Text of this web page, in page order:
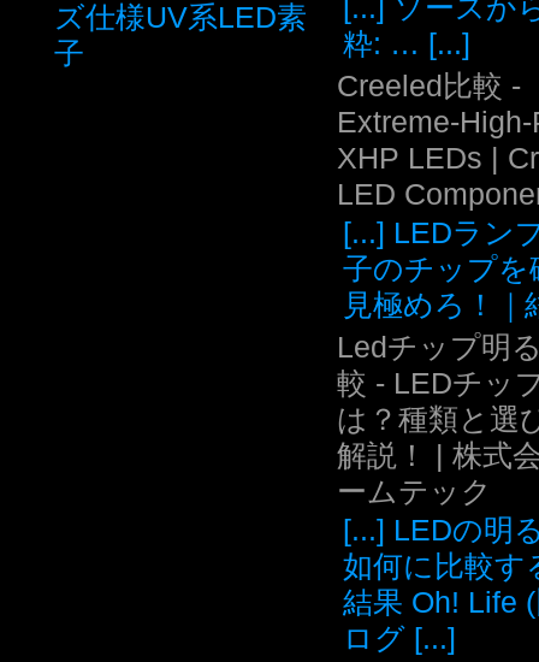
ズ仕様UV系LED素
子
[...] ソースか
粋: … [...]
Creeled比較 -
Extreme-
XHP LEDs |
LED
[...] LEDラン
子のチップを
見極めろ！｜
Ledチップ明
較 - LEDチッ
は？種類と選
解説！ | 株式
ームテック
[...] LEDの明
如何に比較す
結果 Oh! Life
ログ [...]